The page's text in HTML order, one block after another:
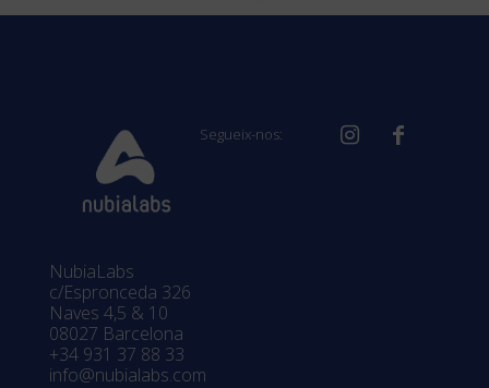
Segueix-nos:
NubiaLabs
c/Espronceda 326
Naves 4,5 & 10
08027 Barcelona
+34 931 37 88 33
info@nubialabs.com